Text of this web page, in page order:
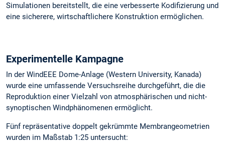
Simulationen bereitstellt, die eine verbesserte Kodifizierung und
eine sicherere, wirtschaftlichere Konstruktion ermöglichen.
Experimentelle Kampagne
In der WindEEE Dome-Anlage (Western University, Kanada)
wurde eine umfassende Versuchsreihe durchgeführt, die die
Reproduktion einer Vielzahl von atmosphärischen und nicht-
synoptischen Windphänomenen ermöglicht.
Fünf repräsentative doppelt gekrümmte Membrangeometrien
wurden im Maßstab 1:25 untersucht: